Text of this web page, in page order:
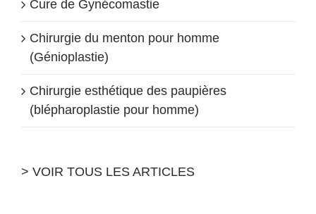
Cure de Gynécomastie
Chirurgie du menton pour homme
(Génioplastie)
Chirurgie esthétique des paupières
(blépharoplastie pour homme)
> VOIR TOUS LES ARTICLES